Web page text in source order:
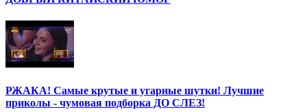
РЖАКА! Самые крутые и угарные шутки! Лучшие
приколы - чумовая подборка ДО СЛЕЗ!